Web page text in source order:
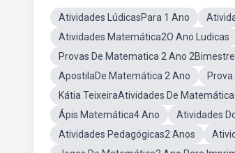
Atividades LúdicasPara 1 Ano
Atividades Matemática2O Ano Ludicas
Provas De Matematica 2 Ano 2Bimestre
ApostilaDe Matemática 2 Ano
Kátia TeixeiraAtividades De Matemática
Ápis Matemática4 Ano
Atividades
Atividades Pedagógicas2 Anos